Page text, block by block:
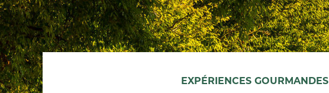
EXPÉRIENCES GOURMANDES